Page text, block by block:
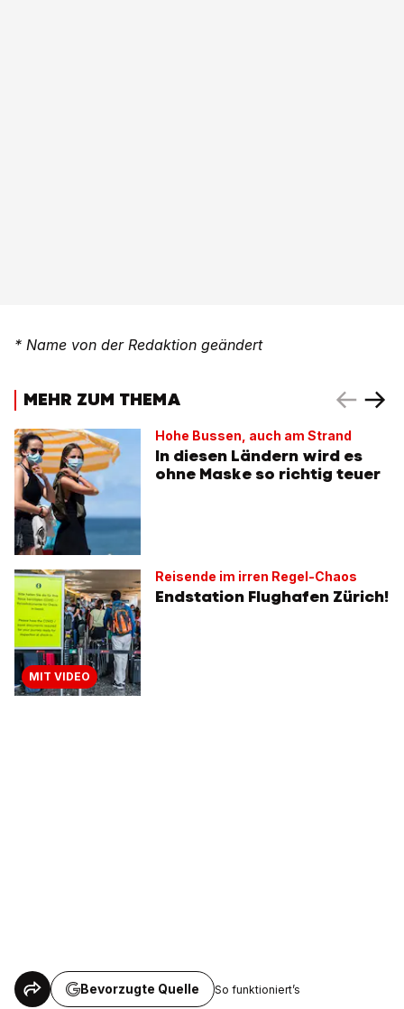
* Name von der Redaktion geändert
MEHR ZUM THEMA
Hohe Bussen, auch am Strand
In diesen Ländern wird es
ohne Maske so richtig teuer
MIT VIDEO
Reisende im irren Regel-Chaos
Endstation Flughafen Zürich!
Bevorzugte Quelle So funktioniert’s